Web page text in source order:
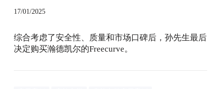
17/01/2025
综合考虑了安全性、质量和市场口碑后，孙先生最后
决定购买瀚德凯尔的Freecurve。